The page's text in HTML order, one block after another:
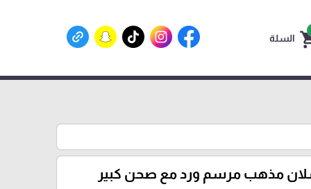
السلة
مذهب مرسم ورد مع صحن كبير